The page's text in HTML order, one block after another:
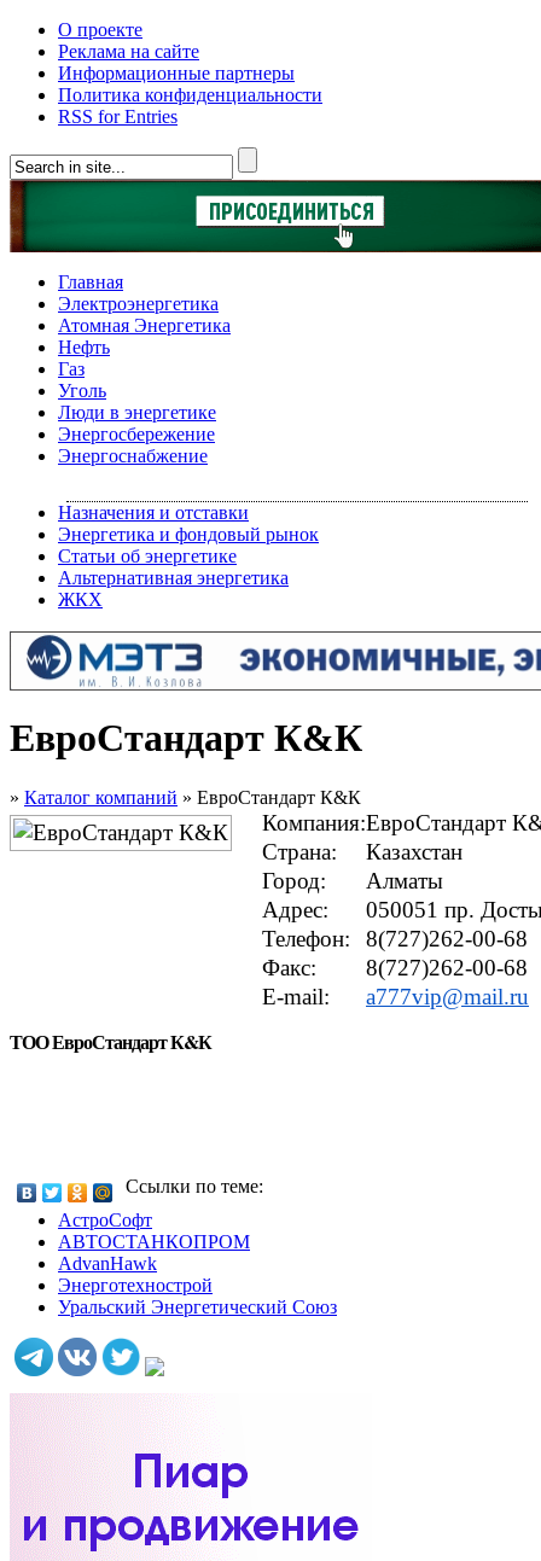
О проекте
Реклама на сайте
Информационные партнеры
Политика конфиденциальности
RSS for Entries
Главная
Электроэнергетика
Атомная Энергетика
Нефть
Газ
Уголь
Люди в энергетике
Энергосбережение
Энергоснабжение
Назначения и отставки
Энергетика и фондовый рынок
Статьи об энергетике
Альтернативная энергетика
ЖКХ
ЕвроСтандарт К&К
» Каталог компаний » ЕвроСтандарт К&К
Компания:ЕвроСтандарт
Страна:
Казахстан
Город:
Алматы
Адрес:
050051 пр.
Телефон:
8(727)262-00-68
Факс:
8(727)262-00-68
E-mail:
a777vip@mail.ru
ТОО ЕвроСтандарт К&К
Ссылки по теме:
АстроСофт
АВТОСТАНКОПРОМ
AdvanHawk
Энерготехнострой
Уральский Энергетический Союз